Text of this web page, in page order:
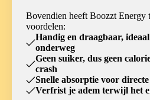
Bovendien heeft Boozzt Energy
voordelen:
Handig en draagbaar,
onderweg
Geen suiker, dus geen
crash
Snelle absorptie voor directe
Verfrist je adem terwijl het